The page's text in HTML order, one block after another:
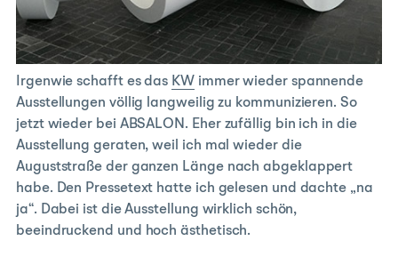
Irgenwie schafft es das KW immer wieder spannende
Ausstellungen völlig langweilig zu kommunizieren. So
jetzt wieder bei ABSALON. Eher zufällig bin ich in die
Ausstellung geraten, weil ich mal wieder die
Auguststraße der ganzen Länge nach abgeklappert
habe. Den Pressetext hatte ich gelesen und dachte „na
ja“. Dabei ist die Ausstellung wirklich schön,
beeindruckend und hoch ästhetisch.